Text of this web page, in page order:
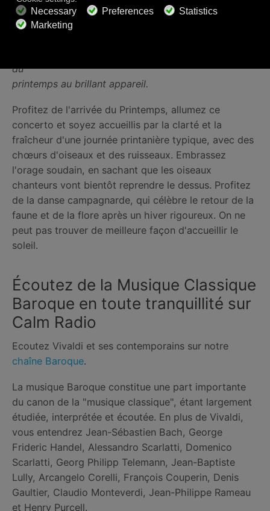
Au cher murmure des feuilles et des arbres,
Dort le chevrier, son fidèle chien à ses côtés.
du
printemps au brillant appareil.
Profitez de l'arrivée du Printemps, allumez ce
concerto et soyez accueillis par la clarté et la
fraîcheur d'une journée printanière typique, avec des
chœurs d'oiseaux et des ruisseaux. Embrassez
l'orage soudain, en sachant que les oiseaux
chanteurs vont bientôt reprendre le dessus. Profitez
de la danse campagnarde, qui célèbre le retour de la
faune et de la flore après un hiver rigoureux. On ne
peut pas trouver de meilleure façon d'accueillir le
soleil.
Écoutez de la Musique Classique
Baroque en toute tranquillité sur
Calm Radio
Ecoutez Vivaldi et ses contemporains sur notre
chaîne Baroque.
La musique Baroque constitue une part importante
du canon de la "musique classique", étant largement
étudiée, interprétée et écoutée. En plus de Vivaldi,
vous entendrez Jean-Sébastien Bach, George
Frideric Handel, Alessandro Scarlatti, Domenico
Scarlatti, Georg Philipp Telemann, Jean-Baptiste
Lully, Arcangelo Corelli, François Couperin, Denis
Gaultier, Claudio Monteverdi, Jean-Philippe Rameau
et Henry Purcell.